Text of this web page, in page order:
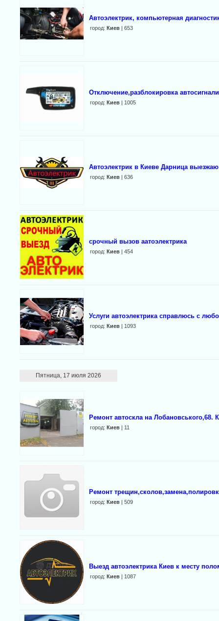
Автоэлектрик, компьютерная
город: Киев | 653
Отключение,разблокировка
город: Киев | 1005
Автоэлектрик в Киеве Дарница выезжаю
город: Киев | 636
срочный вызов аатоэлектрика
город: Киев | 454
Услуги автоэлектрика справлюсь с
город: Киев | 1093
Пятница, 17 июля 2026
Ремонт автоскла на Лобановського,68.
город: Киев | 11
Ремонт
город: Киев | 509
Выезд автоэлектрика Киев к месту
город: Киев | 1087